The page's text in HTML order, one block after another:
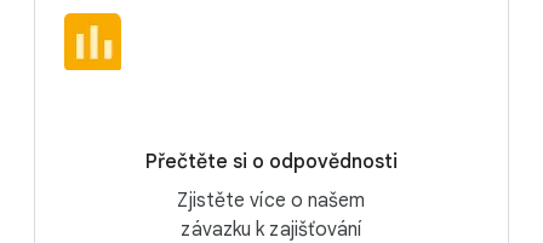
Přečtěte si o odpovědnosti
Zjistěte více o našem
závazku k zajišťování